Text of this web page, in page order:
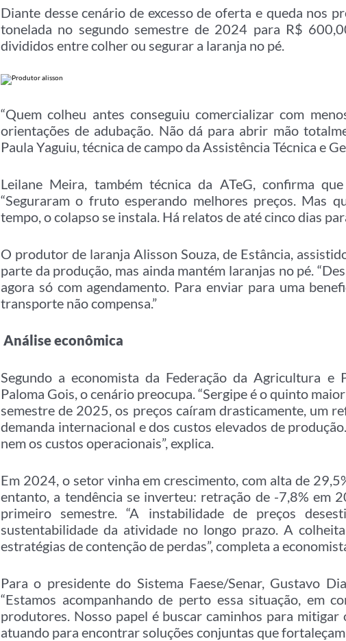
Diante desse cenário de excesso de oferta e queda nos
tonelada no segundo semestre de 2024 para R$
divididos entre colher ou segurar a laranja no pé.
“Quem colheu antes conseguiu comercializar com
orientações de adubação. Não dá para abrir mão
Paula Yaguiu, técnica de campo da Assistência Técnica e
Leilane Meira, também técnica da ATeG, confirma
“Seguraram o fruto esperando melhores preços. Mas
tempo, o colapso se instala. Há relatos de até cinco dias
O produtor de laranja Alisson Souza, de Estância,
parte da produção, mas ainda mantém laranjas no pé.
agora só com agendamento. Para enviar para uma
transporte não compensa.”
Análise econômica
Segundo a economista da Federação da Agricultura e
Paloma Gois, o cenário preocupa. “Sergipe é o quinto
semestre de 2025, os preços caíram drasticamente, um
demanda internacional e dos custos elevados de
nem os custos operacionais”, explica.
Em 2024, o setor vinha em crescimento, com alta de
entanto, a tendência se inverteu: retração de -7,8% em
primeiro semestre. “A instabilidade de preços
sustentabilidade da atividade no longo prazo. A
estratégias de contenção de perdas”, completa a
Para o presidente do Sistema Faese/Senar, Gustavo
“Estamos acompanhando de perto essa situação, em
produtores. Nosso papel é buscar caminhos para mitigar
atuando para encontrar soluções conjuntas que